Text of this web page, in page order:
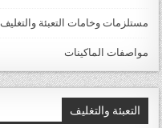
مستلزمات وخامات التعبئة والتغليف
مواصفات الماكينات
التعبئة والتغليف